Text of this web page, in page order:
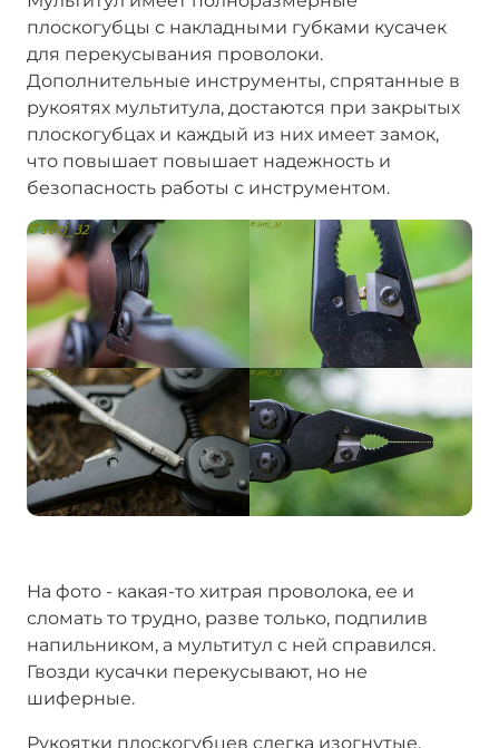
плоскогубцы с накладными губками кусачек
для перекусывания проволоки.
Дополнительные инструменты, спрятанные в
рукоятях мультитула, достаются при закрытых
плоскогубцах и каждый из них имеет замок,
что повышает повышает надежность и
безопасность работы с инструментом.
На фото - какая-то хитрая проволока, ее и
сломать то трудно, разве только, подпилив
напильником, а мультитул с ней справился.
Гвозди кусачки перекусывают, но не
шиферные.
Рукоятки плоскогубцев слегка изогнутые,